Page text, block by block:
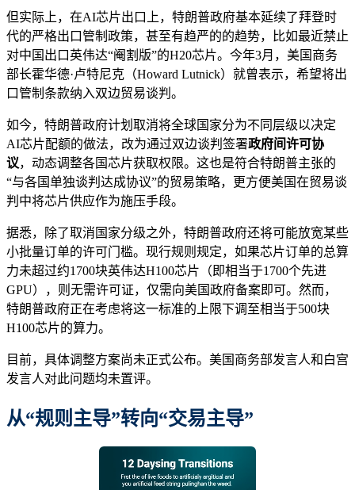
但实际上，在AI芯片出口上，特朗普政府基本延续了拜登时
代的严格出口管制政策，甚至有趋严的的趋势，比如最近禁止
对中国出口英伟达“阉割版”的H20芯片。今年3月，美国商务
部长霍华德·卢特尼克（Howard Lutnick）就曾表示，希望将出
口管制条款纳入双边贸易谈判。
如今，特朗普政府计划取消将全球国家分为不同层级以决定
AI芯片配额的做法，改为通过双边谈判签署政府间许可协
议，动态调整各国芯片获取权限。这也是符合特朗普主张的
“与各国单独谈判达成协议”的贸易策略，更方便美国在贸易谈
判中将芯片供应作为施压手段。
据悉，除了取消国家分级之外，特朗普政府还将可能放宽某些
小批量订单的许可门槛。现行规则规定，如果芯片订单的总算
力未超过约1700块英伟达H100芯片（即相当于1700个先进
GPU），则无需许可证，仅需向美国政府备案即可。然而，
特朗普政府正在考虑将这一标准的上限下调至相当于500块
H100芯片的算力。
目前，具体调整方案尚未正式公布。美国商务部发言人和白宫
发言人对此问题均未置评。
从“规则主导”转向“交易主导”